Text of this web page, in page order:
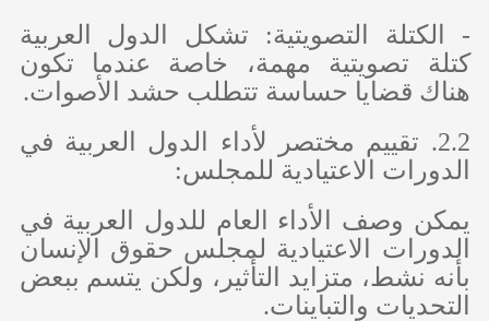
- الكتلة التصويتية: تشكل الدول العربية
كتلة تصويتية مهمة، خاصة عندما تكون
هناك قضايا حساسة تتطلب حشد الأصوات.
2.2. تقييم مختصر لأداء الدول العربية في
الدورات الاعتيادية للمجلس:
يمكن وصف الأداء العام للدول العربية في
الدورات الاعتيادية لمجلس حقوق الإنسان
بأنه نشط، متزايد التأثير، ولكن يتسم ببعض
التحديات والتباينات.